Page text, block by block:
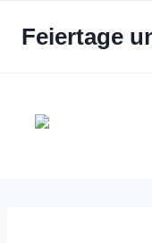
InhaltFeiertage